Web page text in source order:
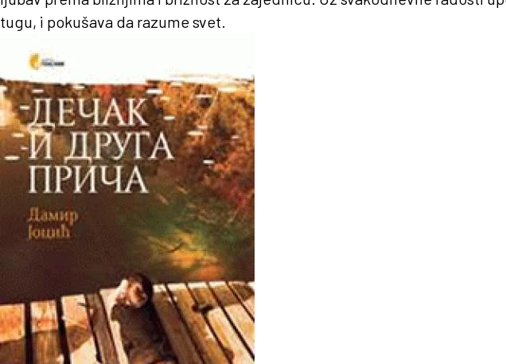
tugu, i pokušava da razume svet.